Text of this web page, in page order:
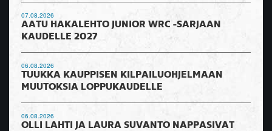
07.08.2026
AATU HAKALEHTO JUNIOR WRC -SARJAAN
KAUDELLE 2027
06.08.2026
TUUKKA KAUPPISEN KILPAILUOHJELMAAN
MUUTOKSIA LOPPUKAUDELLE
06.08.2026
OLLI LAHTI JA LAURA SUVANTO NAPPASIVAT